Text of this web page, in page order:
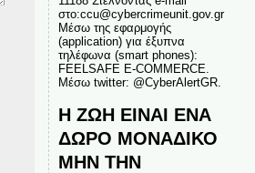
στο:ccu@cybercrimeunit.gov.gr
Μέσω της εφαρμογής
(application) για έξυπνα
τηλέφωνα (smart phones):
FEELSAFE E-COMMERCE.
Μέσω twitter: @CyberAlertGR.
Η ΖΩΗ ΕΙΝΑΙ ΕΝΑ
ΔΩΡΟ ΜΟΝΑΔΙΚΟ
ΜΗΝ ΤΗΝ